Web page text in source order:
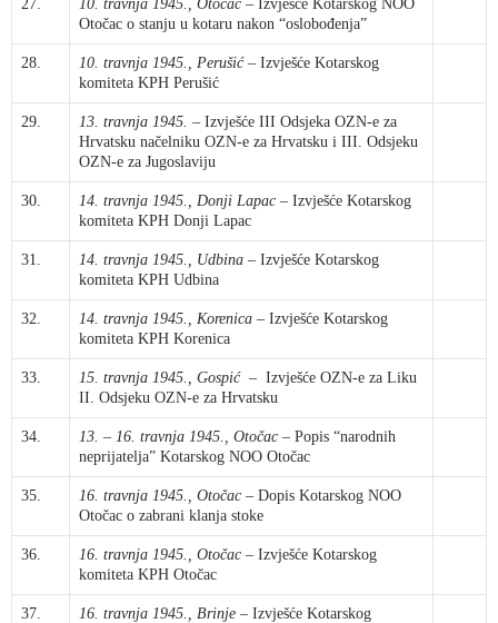
27. 10. travnja 1945., Otočac – Izvješće Kotarskog NOO
Otočac o stanju u kotaru nakon “oslobođenja”
28. 10. travnja 1945., Perušić – Izvješće Kotarskog
komiteta KPH Perušić
29. 13. travnja 1945. – Izvješće III Odsjeka OZN-e za
Hrvatsku načelniku OZN-e za Hrvatsku i III. Odsjeku
OZN-e za Jugoslaviju
30. 14. travnja 1945., Donji Lapac – Izvješće Kotarskog
komiteta KPH Donji Lapac
31. 14. travnja 1945., Udbina – Izvješće Kotarskog
komiteta KPH Udbina
32. 14. travnja 1945., Korenica – Izvješće Kotarskog
komiteta KPH Korenica
33. 15. travnja 1945., Gospić – Izvješće OZN-e za Liku
II. Odsjeku OZN-e za Hrvatsku
34. 13. – 16. travnja 1945., Otočac – Popis “narodnih
neprijatelja” Kotarskog NOO Otočac
35. 16. travnja 1945., Otočac – Dopis Kotarskog NOO
Otočac o zabrani klanja stoke
36. 16. travnja 1945., Otočac – Izvješće Kotarskog
komiteta KPH Otočac
37. 16. travnja 1945., Brinje – Izvješće Kotarskog